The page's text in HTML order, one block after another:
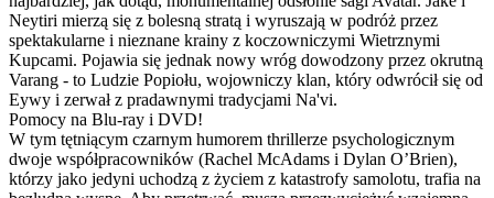
Neytiri mierzą się z bolesną stratą i wyruszają w podróż przez
spektakularne i nieznane krainy z koczowniczymi Wietrznymi
Kupcami. Pojawia się jednak nowy wróg dowodzony przez okrutną
Varang - to Ludzie Popiołu, wojowniczy klan, który odwrócił się od
Eywy i zerwał z pradawnymi tradycjami Na'vi.
Pomocy na Blu-ray i DVD!
W tym tętniącym czarnym humorem thrillerze psychologicznym
dwoje współpracowników (Rachel McAdams i Dylan O’Brien),
którzy jako jedyni uchodzą z życiem z katastrofy samolotu, trafia na